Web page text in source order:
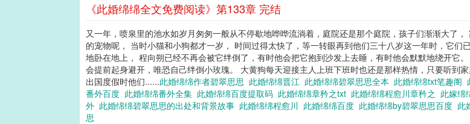
《此婚绵绵全文免费阅读》第133章 完结
又一年，喷泉里的池水如岁月匆匆一般从不停歇地哗哗流淌着，庭院还是那个庭院，孩子们渐渐大了
的宠物呢， 当时小猫和小狗都才一岁， 时间过得太快了，等一转眼再到他们三十八岁这一年时，它
地卧在地上， 程向朔已经不再会被它绊倒了，有时他会把它抱到沙发上去睡，有时他会默默地绕开它
会提前起身避开，唯恐自己绊倒小玫瑰。 大黄狗每天迎接主人上班下班时也还是那样热情，只要听到
出国度假时他们......此婚绵绵作者碧翠思思 此婚绵绵晋江 此婚绵绵碧翠思思全本 此婚绵绵txt笔趣阁
番外百度 此婚绵绵番外全集 此婚绵绵百度提取码 此婚绵绵章矜之txt 此婚绵绵程愈川章矜之 此嫁绵
外 此婚绵绵碧翠思思的出处和背景故事 此婚绵绵程愈川 此婚绵绵百度 此婚绵绵by碧翠思思百度 此
思